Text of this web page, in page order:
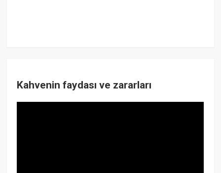
Kahvenin faydası ve zararları